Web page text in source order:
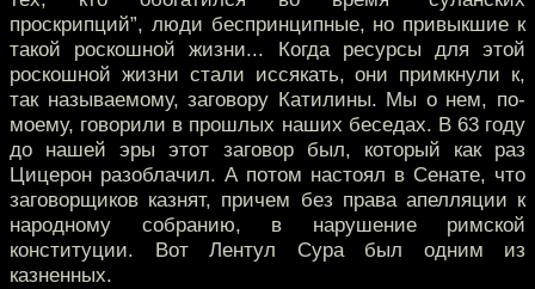
проскрипций”, люди беспринципные, но привыкшие к
такой роскошной жизни... Когда ресурсы для этой
роскошной жизни стали иссякать, они примкнули к,
так называемому, заговору Катилины. Мы о нем, по-
моему, говорили в прошлых наших беседах. В 63 году
до нашей эры этот заговор был, который как раз
Цицерон разоблачил. А потом настоял в Сенате, что
заговорщиков казнят, причем без права апелляции к
народному собранию, в нарушение римской
конституции. Вот Лентул Сура был одним из
казненных.